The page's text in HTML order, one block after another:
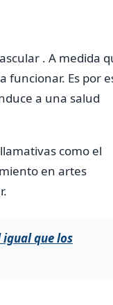
. A medida
funcionar. Es por
a una salud
como el
en artes
que los